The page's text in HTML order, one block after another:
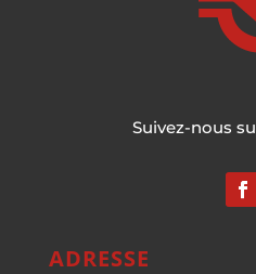
Suivez-nous
ADRESSE